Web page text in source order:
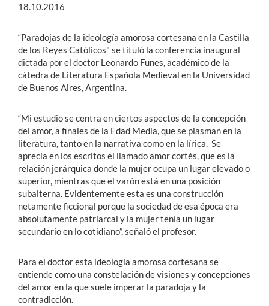
18.10.2016
“Paradojas de la ideología amorosa cortesana en la Castilla
de los Reyes Católicos" se tituló la conferencia inaugural
dictada por el doctor Leonardo Funes, académico de la
cátedra de Literatura Española Medieval en la Universidad
de Buenos Aires, Argentina.
“Mi estudio se centra en ciertos aspectos de la concepción
del amor, a finales de la Edad Media, que se plasman en la
literatura, tanto en la narrativa como en la lírica. Se
aprecia en los escritos el llamado amor cortés, que es la
relación jerárquica donde la mujer ocupa un lugar elevado o
superior, mientras que el varón está en una posición
subalterna. Evidentemente esta es una construcción
netamente ficcional porque la sociedad de esa época era
absolutamente patriarcal y la mujer tenía un lugar
secundario en lo cotidiano”, señaló el profesor.
Para el doctor esta ideología amorosa cortesana se
entiende como una constelación de visiones y concepciones
del amor en la que suele imperar la paradoja y la
contradicción.